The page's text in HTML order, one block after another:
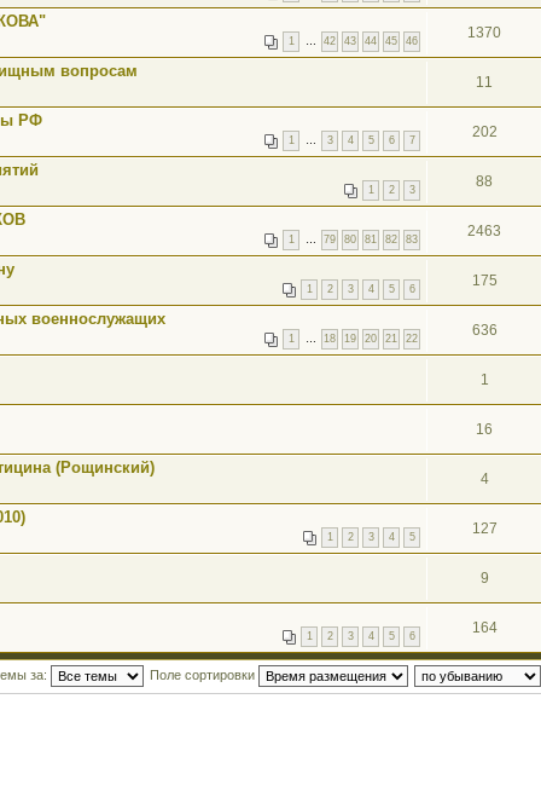
1 … 42 43 44 45 46 1370
вопросам
11
РФ
1 … 3 4 5 6 7 202
1 2 3 88
1 … 79 80 81 82 83 2463
1 2 3 4 5 6 175
военнослужащих
1 … 18 19 20 21 22 636
1
16
(Рощинский)
4
1 2 3 4 5 127
9
1 2 3 4 5 6 164
за: Поле сортировки